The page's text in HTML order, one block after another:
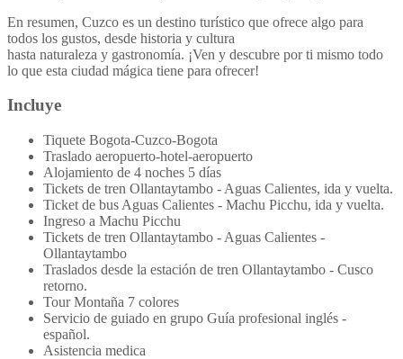
En resumen, Cuzco es un destino turístico que ofrece algo para
todos los gustos, desde historia y cultura
hasta naturaleza y gastronomía. ¡Ven y descubre por ti mismo todo
lo que esta ciudad mágica tiene para ofrecer!
Incluye
Tiquete Bogota-Cuzco-Bogota
Traslado aeropuerto-hotel-aeropuerto
Alojamiento de 4 noches 5 días
Tickets de tren Ollantaytambo - Aguas Calientes, ida y vuelta.
Ticket de bus Aguas Calientes - Machu Picchu, ida y vuelta.
Ingreso a Machu Picchu
Tickets de tren Ollantaytambo - Aguas Calientes -
Ollantaytambo
Traslados desde la estación de tren Ollantaytambo - Cusco
retorno.
Tour Montaña 7 colores
Servicio de guiado en grupo Guía profesional inglés -
español.
Asistencia medica